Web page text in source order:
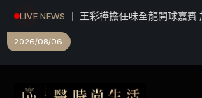
LIVE NEWS
王彩樺擔任味全龍開球嘉賓
2026/08/06